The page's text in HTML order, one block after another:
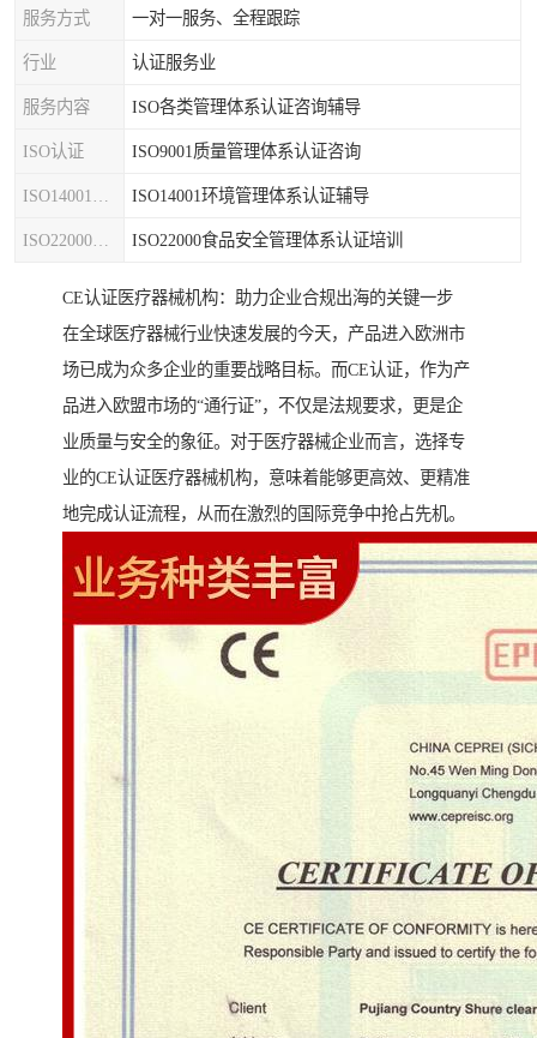
服务方式 一对一服务、全程跟踪
行业 认证服务业
服务内容 ISO各类管理体系认证咨询辅导
ISO认证 ISO9001质量管理体系认证咨询
ISO14001环境管理体系认证辅导
ISO22000食品安全管理体系认证培训
CE认证医疗器械机构：助力企业合规出海的关键一步
在全球医疗器械行业快速发展的今天，产品进入欧洲市
场已成为众多企业的重要战略目标。而CE认证，作为产
品进入欧盟市场的“通行证”，不仅是法规要求，更是企
业质量与安全的象征。对于医疗器械企业而言，选择专
业的CE认证医疗器械机构，意味着能够更高效、更精准
地完成认证流程，从而在激烈的国际竞争中抢占先机。